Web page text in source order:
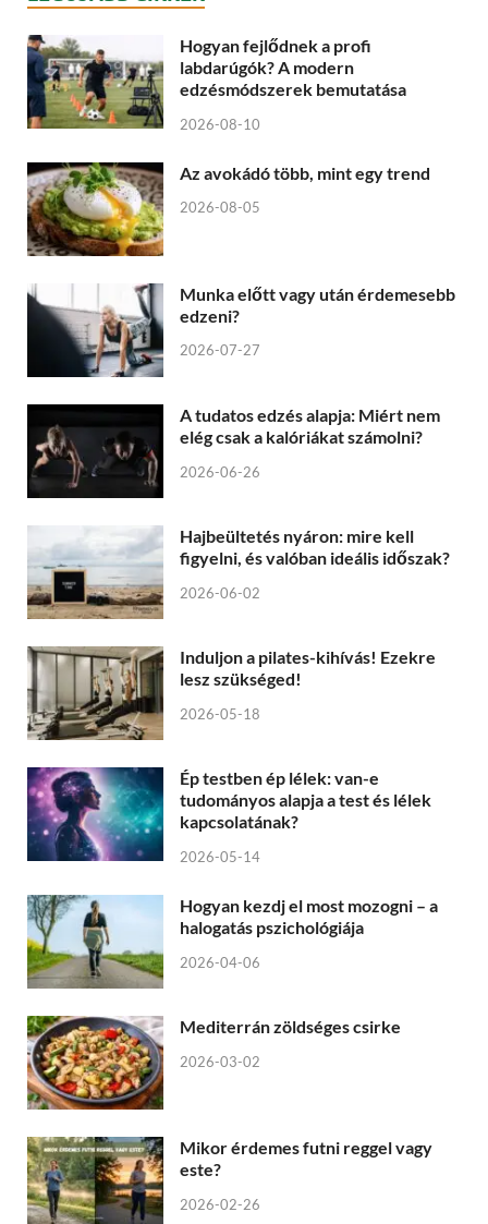
Hogyan fejlődnek a profi
labdarúgók? A modern
edzésmódszerek bemutatása
2026-08-10
Az avokádó több, mint egy trend
2026-08-05
Munka előtt vagy után érdemesebb
edzeni?
2026-07-27
A tudatos edzés alapja: Miért nem
elég csak a kalóriákat számolni?
2026-06-26
Hajbeültetés nyáron: mire kell
figyelni, és valóban ideális időszak?
2026-06-02
Induljon a pilates-kihívás! Ezekre
lesz szükséged!
2026-05-18
Ép testben ép lélek: van-e
tudományos alapja a test és lélek
kapcsolatának?
2026-05-14
Hogyan kezdj el most mozogni – a
halogatás pszichológiája
2026-04-06
Mediterrán zöldséges csirke
2026-03-02
Mikor érdemes futni reggel vagy
este?
2026-02-26